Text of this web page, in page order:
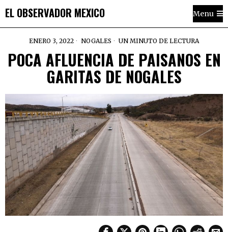
EL OBSERVADOR MEXICO Menu
ENERO 3, 2022 NOGALES UN MINUTO DE LECTURA
POCA AFLUENCIA DE PAISANOS EN
GARITAS DE NOGALES